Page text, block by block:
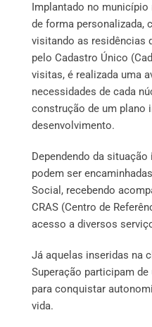
Implantado no município
de forma personalizada,
visitando as residências
pelo Cadastro Único
visitas, é realizada uma
necessidades de cada
construção de um plano
desenvolvimento.
Dependendo da
podem ser
Social, recebendo
CRAS (Centro de
acesso a diversos
Já aquelas inseridas na
Superação participam
para conquistar
vida.